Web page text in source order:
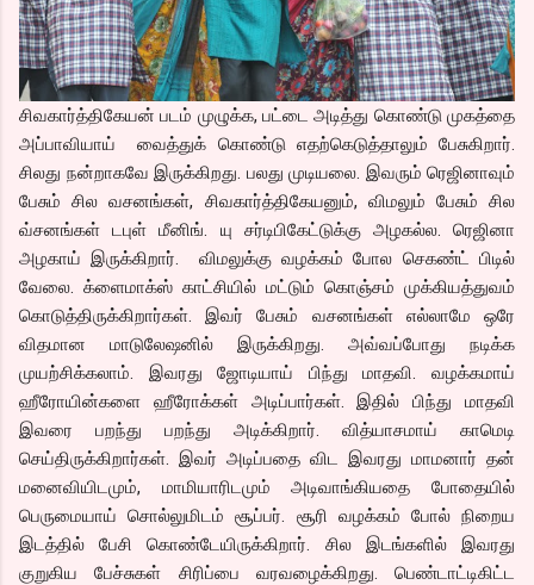
சிவகார்த்திகேயன் படம் முழுக்க, பட்டை அடித்து கொண்டு முகத்தை
அப்பாவியாய் வைத்துக் கொண்டு எதற்கெடுத்தாலும் பேசுகிறார்.
சிலது நன்றாகவே இருக்கிறது. பலது முடியலை. இவரும் ரெஜினாவும்
பேசும் சில வசனங்கள், சிவகார்த்திகேயனும், விமலும் பேசும் சில
வ்சனங்கள் டபுள் மீனிங். யு சர்டிபிகேட்டுக்கு அழகல்ல. ரெஜினா
அழகாய் இருக்கிறார். விமலுக்கு வழக்கம் போல செகண்ட் பிடில்
வேலை. க்ளைமாக்ஸ் காட்சியில் மட்டும் கொஞ்சம் முக்கியத்துவம்
கொடுத்திருக்கிறார்கள். இவர் பேசும் வசனங்கள் எல்லாமே ஒரே
விதமான மாடுலேஷனில் இருக்கிறது. அவ்வப்போது நடிக்க
முயற்சிக்கலாம். இவரது ஜோடியாய் பிந்து மாதவி. வழக்கமாய்
ஹீரோயின்களை ஹீரோக்கள் அடிப்பார்கள். இதில் பிந்து மாதவி
இவரை பறந்து பறந்து அடிக்கிறார். வித்யாசமாய் காமெடி
செய்திருக்கிறார்கள். இவர் அடிப்பதை விட இவரது மாமனார் தன்
மனைவியிடமும், மாமியாரிடமும் அடிவாங்கியதை போதையில்
பெருமையாய் சொல்லுமிடம் சூப்பர். சூரி வழக்கம் போல் நிறைய
இடத்தில் பேசி கொண்டேயிருக்கிறார். சில இடங்களில் இவரது
குறுகிய பேச்சுகள் சிரிப்பை வரவழைக்கிறது. பெண்டாட்டிகிட்ட